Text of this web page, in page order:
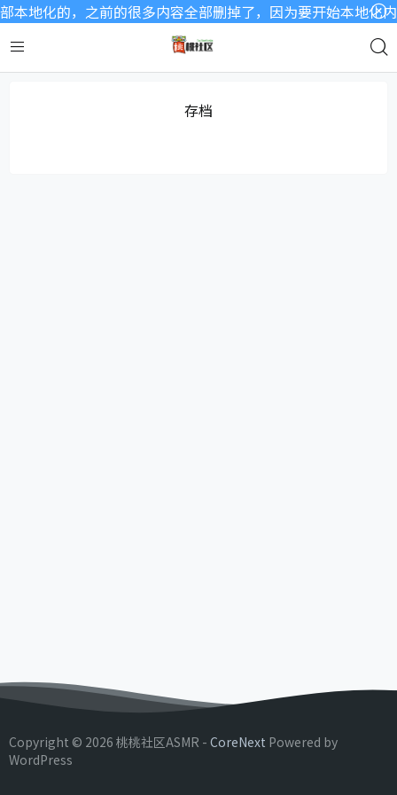
地化的，之前的很多内容全部删掉了，因为要开始本地化
存档
Copyright © 2026 桃桃社区ASMR - CoreNext Powered by
WordPress